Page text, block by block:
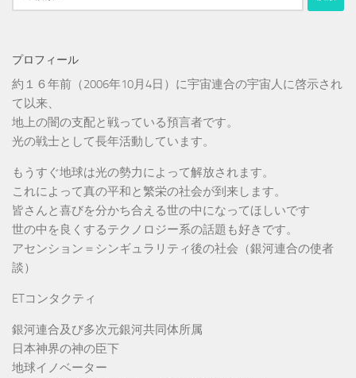
索:
プロフィール
約１６年前（2006年10月4日）に宇宙連合の宇宙人に啓示され
て以来、
地上の闇の支配と戦っている預言者です。
光の戦士として長年活動しています。
もうすぐ地球は光の勢力によって解放されます。
これによって真の平和と繁栄の社会が到来します。
皆さんと喜びを分かち合える世の中になってほしいです
世の中を良くするテクノロジー系の話題も好きです。
アセンション＝シンギュラリティ後の社会（銀河連合の使者
談）
ETコンタクティ
銀河連合及び多次元銀河共同体所属
日本神界の神の臣下
地球イノベーター